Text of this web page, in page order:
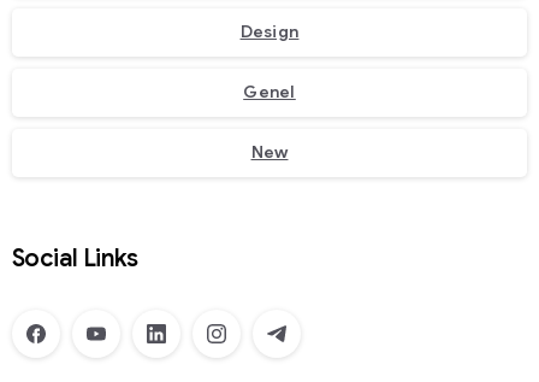
Design
Genel
New
Social Links